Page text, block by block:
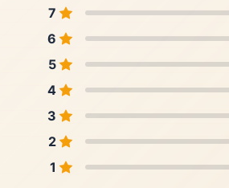
7
6
5
4
3
2
1